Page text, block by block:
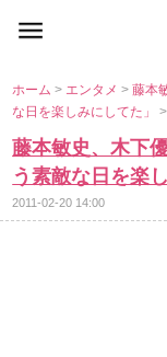
ホーム> エンタメ>藤本
な日を楽しみにしてた」
藤本敏史、木下
う素敵な日を楽
2011-02-20 14:00